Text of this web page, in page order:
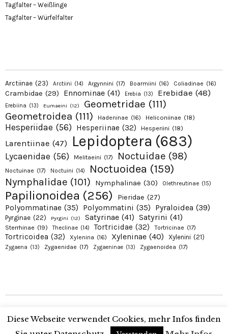
Tagfalter – Weißlinge
Tagfalter – Würfelfalter
Arctiinae (23) Arctiini (14) Argynnini (17) Boarmiini (16) Coliadinae (16)
Crambidae (29) Ennominae (41) Erebia (13) Erebidae (48)
Erebiina (13) Eumaeini (12) Geometridae (111)
Geometroidea (111) Hadeninae (16) Heliconiinae (18)
Hesperiidae (56) Hesperiinae (32) Hesperiini (18)
Larentiinae (47) Lepidoptera (683)
Lycaenidae (56) Melitaeini (17) Noctuidae (98)
Noctuinae (17) Noctuini (14) Noctuoidea (159)
Nymphalidae (101) Nymphalinae (30) Olethreutinae (15)
Papilionoidea (256) Pieridae (27)
Polyommatinae (35) Polyommatini (35) Pyraloidea (39)
Pyrginae (22) Pyrgini (12) Satyrinae (41) Satyrini (41)
Sterrhinae (19) Theclinae (14) Tortricidae (32) Tortricinae (17)
Tortricoidea (32) Xylenina (16) Xyleninae (40) Xylenini (21)
Zygaena (13) Zygaenidae (17) Zygaeninae (13) Zygaenoidea (17)
Copyright © 2026 Alexanders Schmetterlinge. Proudly presented by Alexander
Ohr
Diese Webseite verwendet Cookies, mehr Infos finden